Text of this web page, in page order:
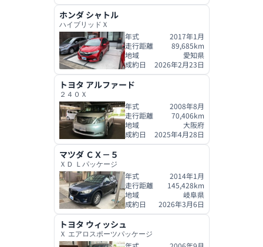
ホンダ シャトル
ハイブリッドＸ
年式
2017年1月
走行距離
89,685km
地域
愛知県
成約日
2026年2月23日
トヨタ アルファード
２４０Ｘ
年式
2008年8月
走行距離
70,406km
地域
大阪府
成約日
2025年4月28日
マツダ ＣＸ－５
ＸＤ Ｌパッケージ
年式
2014年1月
走行距離
145,428km
地域
岐阜県
成約日
2026年3月6日
トヨタ ウィッシュ
Ｘ エアロスポーツパッケージ